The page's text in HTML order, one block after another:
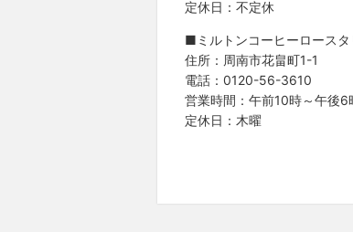
定休日：不定休
■ミルトンコーヒーロースタ
住所：周南市花畠町1-1
電話：0120-56-3610
営業時間：午前10時～午後6
定休日：木曜